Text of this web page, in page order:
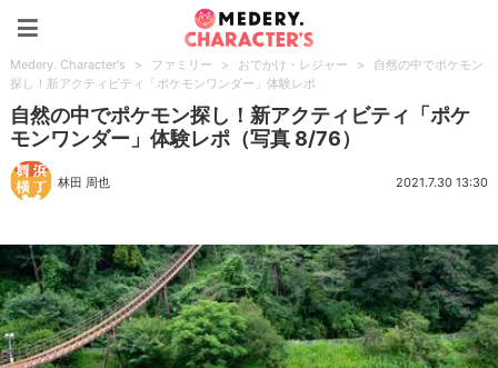
Medery. Character's > ファミリー > おでかけ・レジャー >
自然の中でポケモン
探し！新アクティビティ「ポケモンワンダー」体験レポ
自然の中でポケモン探し！新アクティビティ「ポケ
モンワンダー」体験レポ（写真 8/76）
林田 周也 2021.7.30 13:30